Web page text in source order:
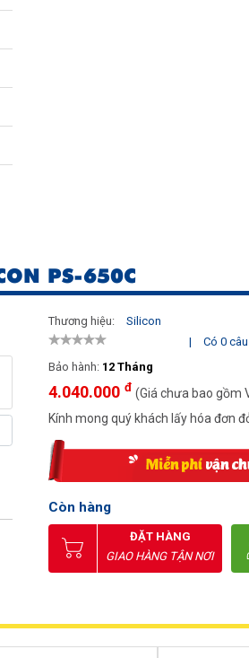
PS-650C
Thương hiệu:
Silicon
|
Có 0
Bảo hành: 12 Tháng
4.040.000 đ (Giá chưa bao gồm
Kính mong quý khách lấy hóa đơn
Còn hàng
ĐẶT HÀNG
GIAO HÀNG TẬN NƠI